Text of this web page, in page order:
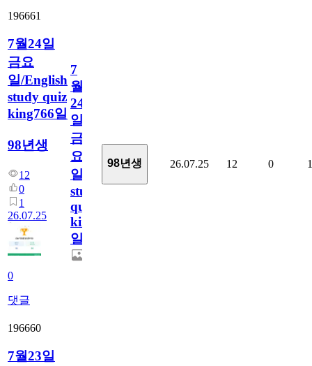
196661
7월24일
금요
일/English
study quiz
king766일
98년생
12
0
1
26.07.25
0
댓글
7
월
24
일
금
요
일/English
study
quiz
king766
일
98년생 26.07.25 12 0 1
196660
7월23일